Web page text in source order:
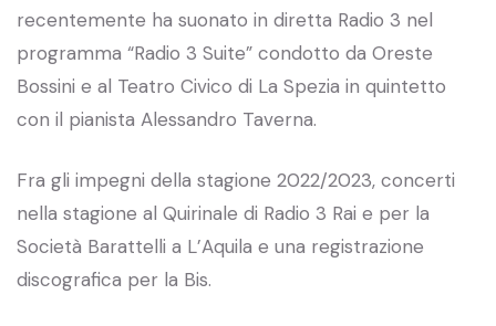
recentemente ha suonato in diretta Radio 3 nel
programma “Radio 3 Suite” condotto da Oreste
Bossini e al Teatro Civico di La Spezia in quintetto
con il pianista Alessandro Taverna.
Fra gli impegni della stagione 2022/2023, concerti
nella stagione al Quirinale di Radio 3 Rai e per la
Società Barattelli a L’Aquila e una registrazione
discografica per la Bis.